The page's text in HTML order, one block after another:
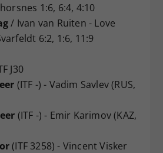
1:6, 6:4, 4:10
/ Ivan van Ruiten - Love
6:2, 1:6, 11:9
J30
(ITF -) - Vadim Savlev (RUS,
(ITF -) - Emir Karimov (KAZ,
(ITF 3258) - Vincent Visker